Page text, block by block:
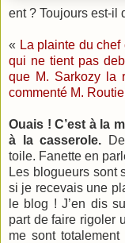
ent ? Toujours est-il
« La plainte du
qui ne tient pas
que M. Sarkozy la
commenté M.
Ouais ! C’est à la
à la casserole. De
toile. Fanette en
Les blogueurs sont
si je recevais une
le blog ! J’en dis
part de faire rigoler
me sont